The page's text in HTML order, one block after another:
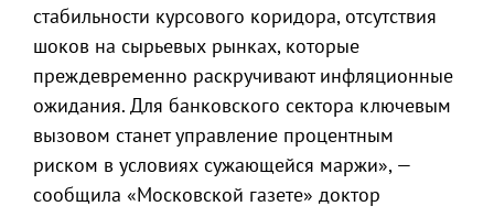
стабильности курсового коридора, отсутствия
шоков на сырьевых рынках, которые
преждевременно раскручивают инфляционные
ожидания. Для банковского сектора ключевым
вызовом станет управление процентным
риском в условиях сужающейся маржи», —
сообщила «Московской газете» доктор